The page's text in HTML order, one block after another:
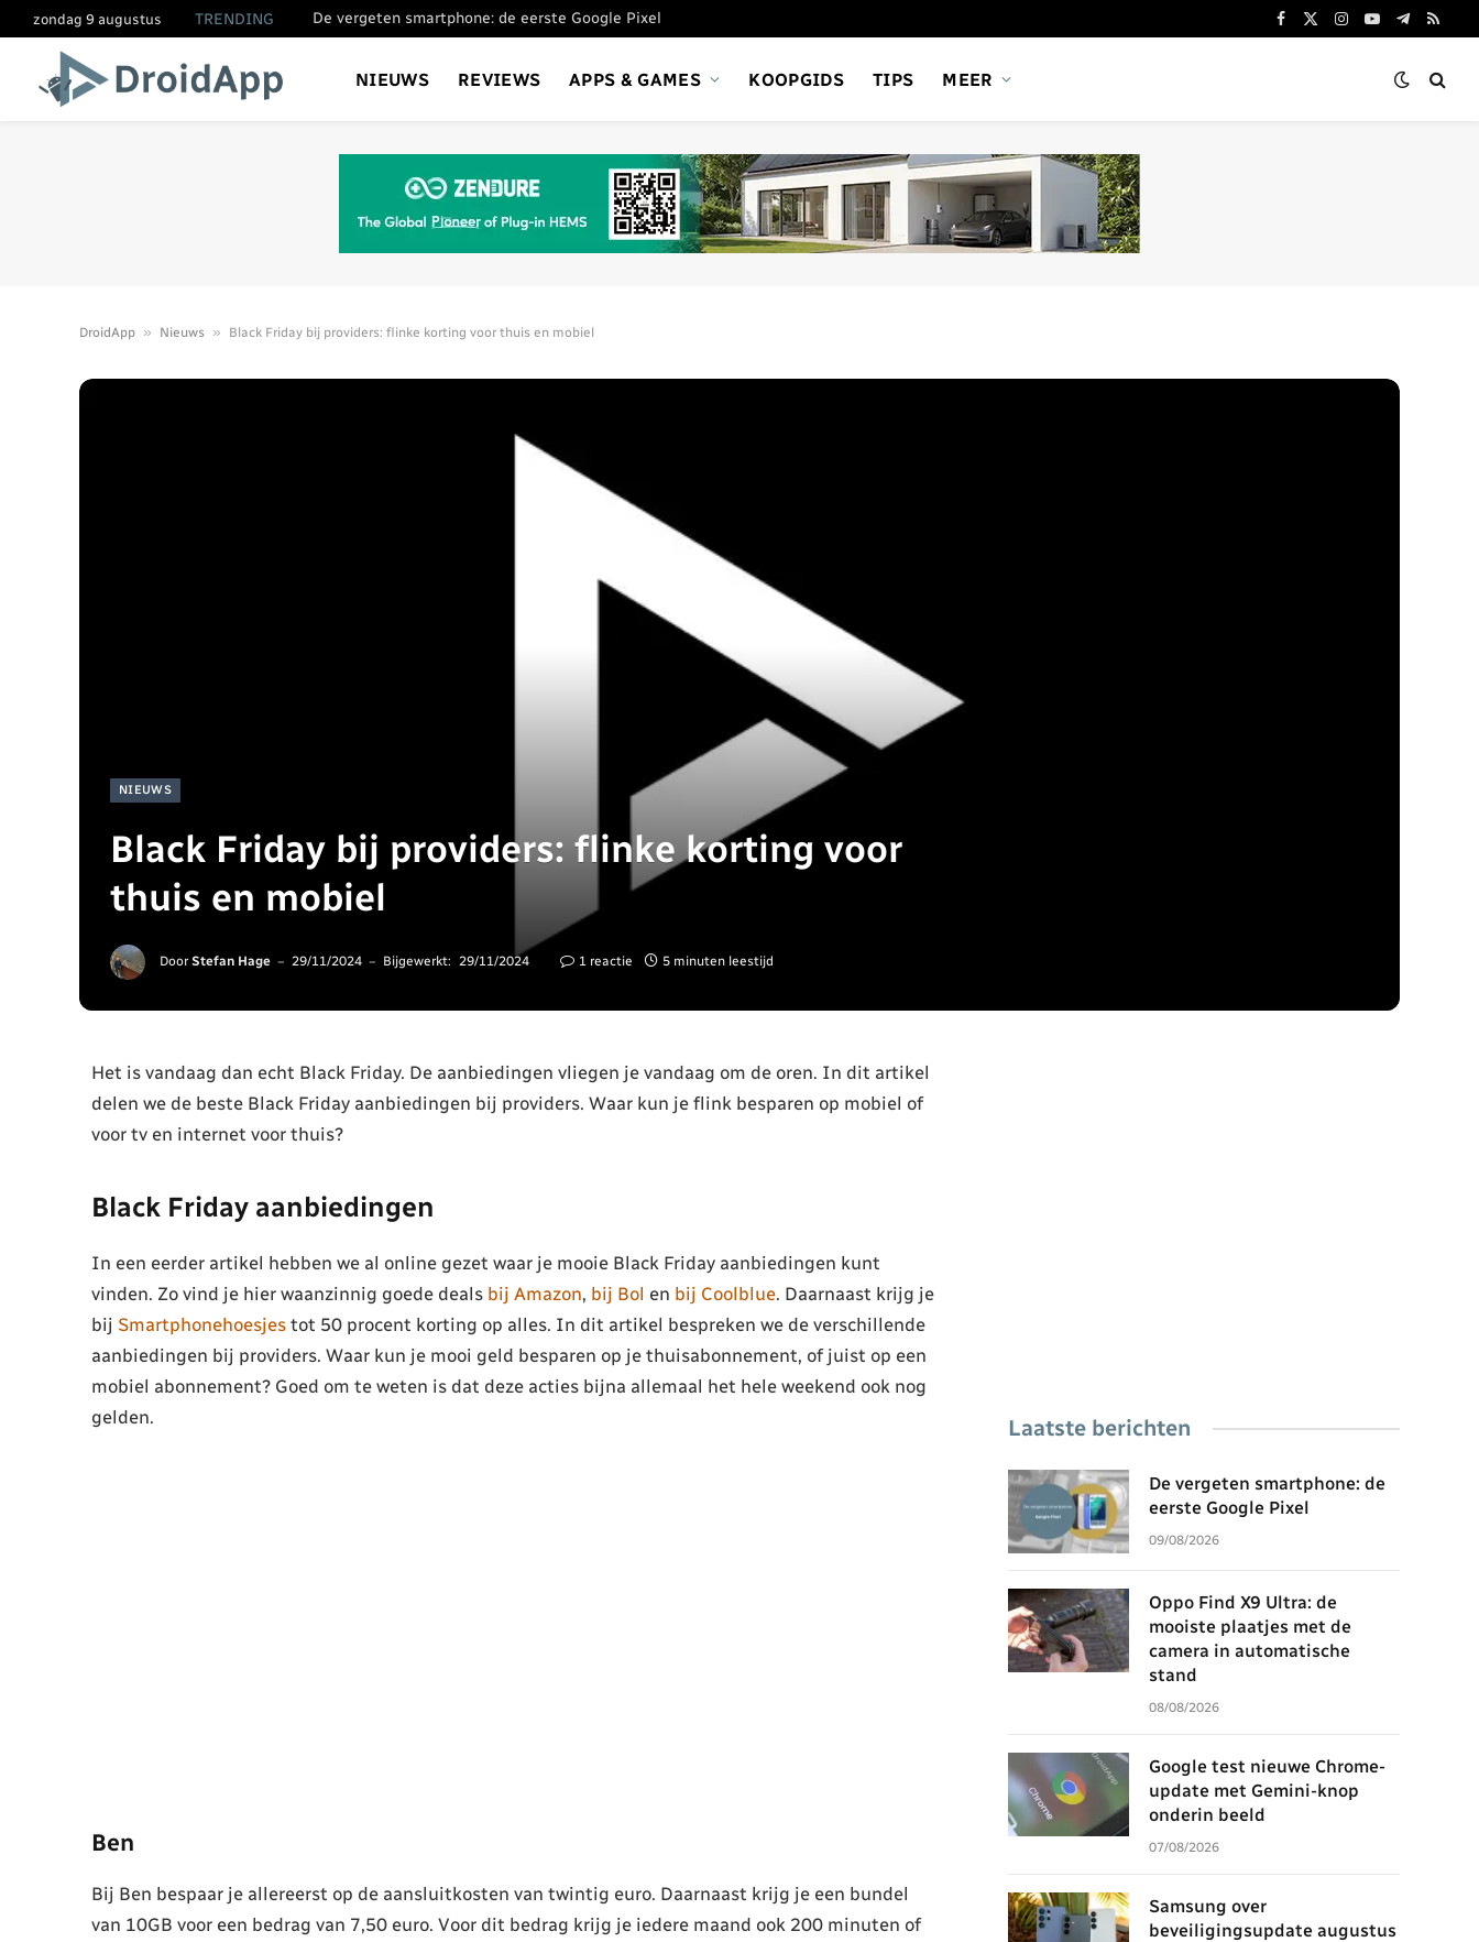
zondag 9 augustus TRENDING De vergeten smartphone: de eerste Google Pixel
Facebook
X
Instagram
YouTube
Telegram
RSS
NIEUWS REVIEWS APPS & GAMES KOOPGIDS TIPS MEER
DroidApp » Nieuws » Black Friday bij providers: flinke korting voor thuis en mobiel
NIEUWS
Black Friday bij providers: flinke korting voor
thuis en mobiel
Door Stefan Hage 29/11/2024 Bijgewerkt: 29/11/2024 1 reactie 5 minuten leestijd
Het is vandaag dan echt Black Friday. De aanbiedingen vliegen je vandaag om de oren. In dit artikel
delen we de beste Black Friday aanbiedingen bij providers. Waar kun je flink besparen op mobiel of
voor tv en internet voor thuis?
Black Friday aanbiedingen
In een eerder artikel hebben we al online gezet waar je mooie Black Friday aanbiedingen kunt
vinden. Zo vind je hier waanzinnig goede deals bij Amazon, bij Bol en bij Coolblue. Daarnaast krijg je
bij Smartphonehoesjestot 50 procent korting op alles. In dit artikel bespreken we de verschillende
aanbiedingen bij providers. Waar kun je mooi geld besparen op je thuisabonnement, of juist op een
mobiel abonnement? Goed om te weten is dat deze acties bijna allemaal het hele weekend ook nog
gelden.
Ben
Bij Ben bespaar je allereerst op de aansluitkosten van twintig euro. Daarnaast krijg je een bundel
van 10GB voor een bedrag van 7,50 euro. Voor dit bedrag krijg je iedere maand ook 200 minuten of
Laatste berichten
De vergeten smartphone: de
eerste Google Pixel
09/08/2026
Oppo Find X9 Ultra: de
mooiste plaatjes met de
camera in automatische
stand
08/08/2026
Google test nieuwe Chrome-
update met Gemini-knop
onderin beeld
07/08/2026
Samsung over
beveiligingsupdate augustus